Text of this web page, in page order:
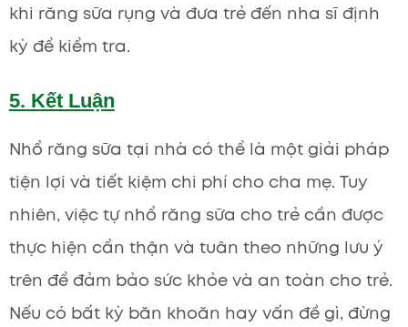
khi răng sữa rụng và đưa trẻ đến nha sĩ định
kỳ để kiểm tra.
5. Kết Luận
Nhổ răng sữa tại nhà có thể là một giải pháp
tiện lợi và tiết kiệm chi phí cho cha mẹ. Tuy
nhiên, việc tự nhổ răng sữa cho trẻ cần được
thực hiện cẩn thận và tuân theo những lưu ý
trên để đảm bảo sức khỏe và an toàn cho trẻ.
Nếu có bất kỳ băn khoăn hay vấn đề gì, đừng